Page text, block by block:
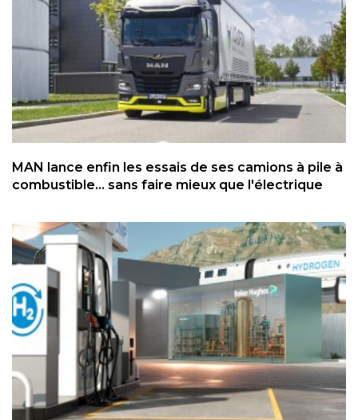
MAN lance enfin les essais de ses camions à pile à
combustible... sans faire mieux que l'électrique